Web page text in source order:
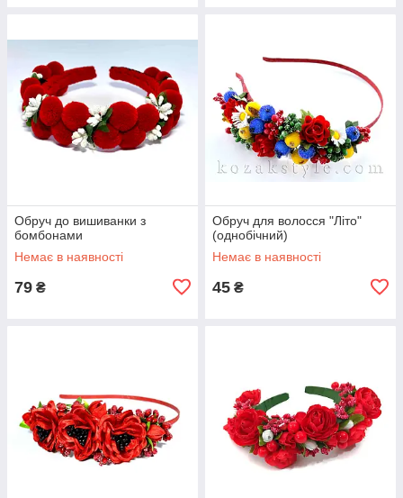
Обруч до вишиванки з
бомбонами
Немає в наявності
79 ₴
Обруч для волосся "Літо"
(однобічний)
Немає в наявності
45 ₴